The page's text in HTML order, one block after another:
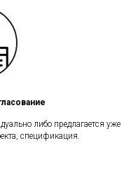
либо предлагается уже
спецификация.